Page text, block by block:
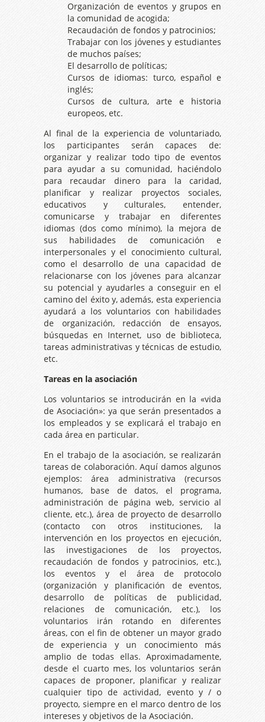
Organización de eventos y grupos en
la comunidad de acogida;
Recaudación de fondos y patrocinios;
Trabajar con los jóvenes y estudiantes
de muchos países;
El desarrollo de políticas;
Cursos de idiomas: turco, español e
inglés;
Cursos de cultura, arte e historia
europeos, etc.
Al final de la experiencia de voluntariado,
los participantes serán capaces de:
organizar y realizar todo tipo de eventos
para ayudar a su comunidad, haciéndolo
para recaudar dinero para la caridad,
planificar y realizar proyectos sociales,
educativos y culturales, entender,
comunicarse y trabajar en diferentes
idiomas (dos como mínimo), la mejora de
sus habilidades de comunicación e
interpersonales y el conocimiento cultural,
como el desarrollo de una capacidad de
relacionarse con los jóvenes para alcanzar
su potencial y ayudarles a conseguir en el
camino del éxito y, además, esta experiencia
ayudará a los voluntarios con habilidades
de organización, redacción de ensayos,
búsquedas en Internet, uso de biblioteca,
tareas administrativas y técnicas de estudio,
etc.
Tareas en la asociación
Los voluntarios se introducirán en la «vida
de Asociación»: ya que serán presentados a
los empleados y se explicará el trabajo en
cada área en particular.
En el trabajo de la asociación, se realizarán
tareas de colaboración. Aquí damos algunos
ejemplos: área administrativa (recursos
humanos, base de datos, el programa,
administración de página web, servicio al
cliente, etc.), área de proyecto de desarrollo
(contacto con otros instituciones, la
intervención en los proyectos en ejecución,
las investigaciones de los proyectos,
recaudación de fondos y patrocinios, etc.),
los eventos y el área de protocolo
(organización y planificación de eventos,
desarrollo de políticas de publicidad,
relaciones de comunicación, etc.), los
voluntarios irán rotando en diferentes
áreas, con el fin de obtener un mayor grado
de experiencia y un conocimiento más
amplio de todas ellas. Aproximadamente,
desde el cuarto mes, los voluntarios serán
capaces de proponer, planificar y realizar
cualquier tipo de actividad, evento y / o
proyecto, siempre en el marco dentro de los
intereses y objetivos de la Asociación.